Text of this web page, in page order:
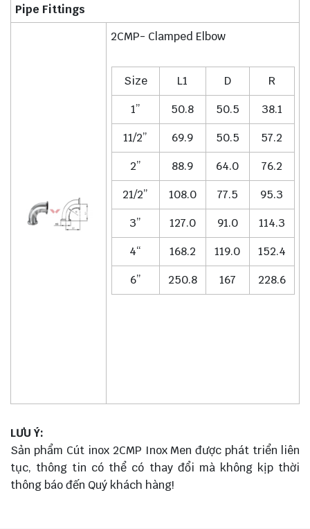
Pipe Fittings
2CMP- Clamped Elbow
Size L1 D
R
1”
50.8 50.5
38.1
11/2”
69.9 50.5
57.2
2”
88.9 64.0
76.2
21/2”
108.0 77.5
95.3
3”
127.0 91.0
114.3
4“
168.2 119.0
152.4
6”
250.8 167 228.6
LƯU Ý:
Sản phẩm Cút inox 2CMP Inox Men được phát triển liên
tục, thông tin có thể có thay đổi mà không kịp thời
thông báo đến Quý khách hàng!